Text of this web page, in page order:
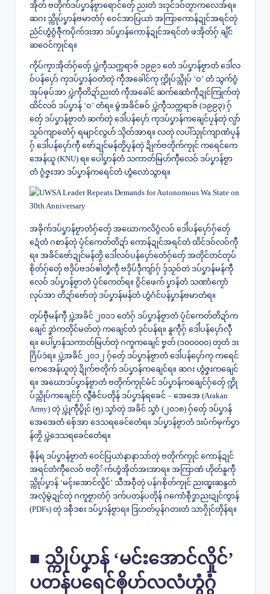
အိုတ် ဗတိုက်ဒပ်ပၞာန်ဗၟာရောင်တှ်ေ ညးတံ ဒးဒုင်ဒဝ်တၟာကလေအ်ရ။
ဆဂး သ္ကိုပ်ပၞာန်ဗမာတံဂှ် ဝေင်အာပြယာဲ အကြာကောန်ဍုင်အရင်တုဲ
ညံင်ဟွံဂွံဇီုကပိုက်ဒးအာ ဒပ်ပၞာန်ကောန်ဍုင်အရင်တံ ဖအိုတ်ဂှ် ချိင်
ဆဝေင်ကၠုင်ရ။
ကိုပ်ကၠာအိုတ်ဂှ်တှ်ေ ပ္ဍဲကဵုသက္ကရာဇ် ၁၉၉၁ တေံ ဒပ်ပၞာန်ဗၟာတံ ဒေါံလ
ဝ်ပန်ပှော် ကုဒပ်ပၞာန်ဝတံတုဲ ကဵုအခေါင်ကု က္ဍိုပ်သ္ကိုပ် ‘ဝ’ တံ သွက်ဂွံ
အုပ်ဓုပ်အာ ပ္ဍဲကဵုတိဍာ်ညးတံ ကဵုအခေါင် ဆက်ဆောံကဵုဍုင်ကြုက်တုဲ
ထိင်လဝ် ဒပ်ပၞာန် ‘ဝ’ တံရ။ မွဲအခိင်ဓဝ် ပ္ဍဲကဵုသက္ကရာဇ် (၁၉၉၃) ဂှ်
တှ်ေ ဒပ်ပၞာန်ဗၟာတံ ဆက်တုဲ ဒေါံပန်ပှော် ကုဒပ်ပၞာန်ကချေင်ပၠန်တုဲ လ္ပာ်
သၟဝ်ကျာတေံဂှ် ရမျာင်လွဟ် သ္ၚိတ်အာရ။ လတုဲ လပါ်သၠုင်ကျာဏံပၠန်
ဂှ် ဒေါံပန်ပှော်ကဵု ဗော်ဍုင်မန်တၟိပၠန်တုဲ ဍိုက်ဗတိုက်ကၠုင် ကရေင်ကေ
အေန်ယူ (KNU) ရ။ ပေါဲပၞာန်တံ သကာတ်မြဟ်ကီုလေဝ် ဒပ်ပၞာန်ဗၟာ
တံ ဂွံဇၞးအာ ဒပ်ပၞာန်ကရေင်တံ ဟွံလောဲသွာရ။
အခိုက်ဒပ်ပၞာန်ဗၟာတံဂှ်တှ်ေ အဃောကလိဂွံလဝ် ဒေါံပန်ပှော်ဂှ်တှ်ေ
ဍေံတံ ဂစာန်တုဲ ပၠံင်ကေတ်တိဍာ် ကောန်ဍုင်အရင်တံ ထိင်ဒဝ်လဝ်ကီု
ရ။ အခိင်ဗော်ဍုင်မန်တၟိ ဒေါံလဝ်ပန်ပှော်တေံဂှ်တှ်ေ အတိုင်တင်တုပ်
စိုတ်ဂှ်တှ်ေ ဗဒိုပ်ဗဒဝ်ၜါတၞံကဵု ဗဒိုပ်ဒဵုကျာ်ဂှ် ဒှ်သၟဝ်တဲ ဒပ်ပၞာန်မန်ကီု
လေဝ် ဒပ်ပၞာန်ဗၟာတံ ပၠံင်ကေတ်ရ။ ဂွိင်ဖေက် ပၞာန်တံ သဏာံကၠောံ
လုပ်အာ တိဍာ်ဗော်တုဲ ဒပ်ပၞာန်မန်တံ ဟွံဂံင်ပန်ပၞာန်ဗမာတံရ။
တုပ်ဗီုမန်ကီု ပ္ဍဲအခိင် ၂၀၁၁ တေံဂှ် ဒပ်ပၞာန်ဗၟာတံ ပၠံင်ကေတ်တိဍာ်က
ချေင် ဒၞာဲကတိုင်မတ်တုဲ ကချေင်တံ ဒုင်ပန်ရ။ နူကဵုဂှ် ဒေါံပန်ပှော်လီု
ရ။ ပေါဲပၞာန်သကာတ်မြဟ်တုဲ ဂကူကချေင် ဗၞတ် (၁၀၀၀၀၀) တၠတံ ဒး
ဂြိပ်ဒဴရ။ ပ္ဍဲအခိင် ၂၀၁၂ ဂှ်တှ်ေ ဒပ်ပၞာန်ဗၟာတံ ဒေါံပန်ပှော်ကု ကရေင်
ကေအေန်ယူတုဲ ဍိုက်ဗတိုက် ဒပ်ပၞာန်ကချေင်ရ။ ဆဂး ဟွံဇၞးကချေင်
ရ။ အဃောဒပ်ပၞာန်ဗၟာတံ ဗတိုက်ကၠုင်မံင် ဒပ်ပၞာန်ကချေင်ဂှ်တှ်ေ က္ဍို
ပ်သ္ကိုပ်ကချေင်ဂှ် လွဳၜံင်ပတိုန် ဒပ်ပၞာန်ရခေင် – အေအေ (Arakan
Army) တုဲ ပ္ဍုဲကဵုပွိုင် (၅) သၞာံတုဲ အခိင် သၞာံ (၂၀၁၈) ဂှ်တှ်ေ ဒပ်ပၞာန်
အေအေတံ စှ်ေအာ ဒေသရခေင်တေံရ။ ဒပ်ပၞာန်ဗၟာတံ ဒးပံက်မုက်ပၞာ
န်တၟိ ပ္ဍဲဒေသရခေင်တေံရ။
ၜိုန်ရ ဒပ်ပၞာန်ဗၟာတံ ဝေင်ပြယာဲနာနာသာ်တုဲ ဗတိုက်ကၠုင် ကောန်ဍုင်
အရင်တံကီုလေဝ် ဗတို်က်ဟွံအိုတ်အးအာရ။ အကြာဏံ ဟိုတ်နူကဵု
သ္ကိုပ်ပၞာန် ‘မၚ်းအောင်လှိုင်’ သီအဝဵုတုဲ ပန်ဂစိုတ်ကၠုင် ညးထ္ၜးဆန္ဒတံ
အလုံမွဲဍုင်တုဲ ဂကူဗၟာတံဂှ် ဒက်ပတန်ပတိုန် ဂကောံစဵုဒၞာညးဍုင်ကွာန်
(PDFs) တုဲ ဒစဵုဒစး ဒပ်ပၞာန်ဗၟာရ။ ဒြဟတ်ပၠန်ဂတးတံ သာဂၠိုင်တိုန်ရ။
■ သ္ကိုပ်ပၞာန် ‘မင်းအောင်လှိုင်’
ပတန်ပရေင်ၜိုဟ်လလံဟွံဂွံ